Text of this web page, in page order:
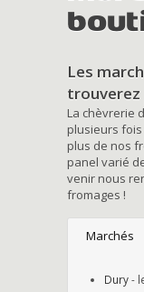
Les
trouverez
La chèvrerie
plusieurs fois
plus de nos
panel varié
venir nous
fromages !
Marchés
Dury-